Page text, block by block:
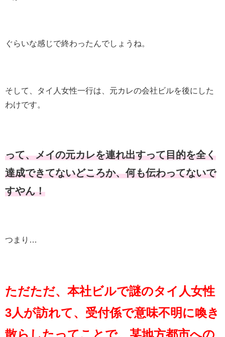
ぐらいな感じで終わったんでしょうね。
そして、タイ人女性一行は、元カレの会社ビルを後にした
わけです。
って、メイの元カレを連れ出すって目的を全く
達成できてないどころか、何も伝わってないで
すやん！
つまり…
ただただ、本社ビルで謎のタイ人女性
3人が訪れて、受付係で意味不明に喚き